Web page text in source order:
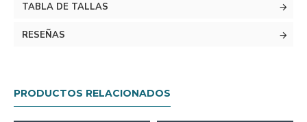
TABLA DE TALLAS
RESEÑAS
PRODUCTOS RELACIONADOS